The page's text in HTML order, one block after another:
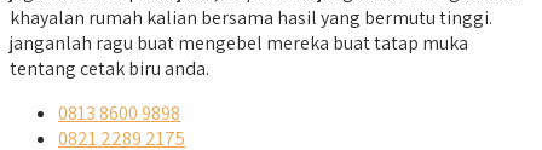
khayalan rumah kalian bersama hasil yang bermutu tinggi.
janganlah ragu buat mengebel mereka buat tatap muka
tentang cetak biru anda.
0813 8600 9898
0821 2289 2175